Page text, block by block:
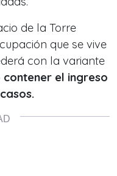
de la Torre
que se vive
con la variante
contener el ingreso